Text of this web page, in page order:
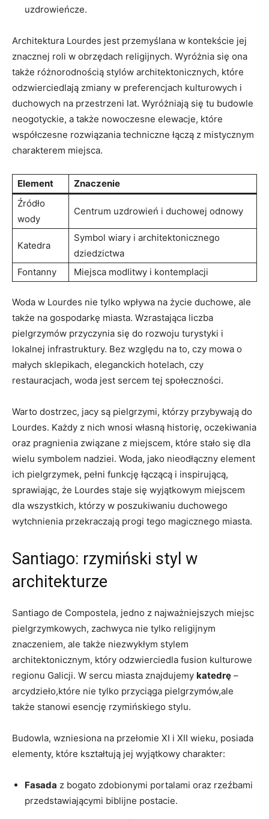
uzdrowieńcze.
Architektura Lourdes jest przemyślana w kontekście jej
znacznej roli w obrzędach religijnych. Wyróżnia się ona
także różnorodnością stylów architektonicznych, które
odzwierciedlają zmiany w preferencjach kulturowych i
duchowych na przestrzeni lat. Wyróżniają się tu budowle
neogotyckie, a także nowoczesne elewacje, które
współczesne rozwiązania techniczne łączą z mistycznym
charakterem miejsca.
Element
Znaczenie
Źródło
wody
Centrum uzdrowień i duchowej odnowy
Katedra
Symbol wiary i architektonicznego
dziedzictwa
Fontanny
Miejsca modlitwy i kontemplacji
Woda w Lourdes nie tylko wpływa na życie duchowe, ale
także na gospodarkę miasta. Wzrastająca liczba
pielgrzymów przyczynia się do rozwoju turystyki i
lokalnej infrastruktury. Bez względu na to, czy mowa o
małych sklepikach, eleganckich hotelach, czy
restauracjach, woda jest sercem tej społeczności.
Warto dostrzec, jacy są pielgrzymi, którzy przybywają do
Lourdes. Każdy z nich wnosi własną historię, oczekiwania
oraz pragnienia związane z miejscem, które stało się dla
wielu symbolem nadziei. Woda, jako nieodłączny element
ich pielgrzymek, pełni funkcję łączącą i inspirującą,
sprawiając, że Lourdes staje się wyjątkowym miejscem
dla wszystkich, którzy w poszukiwaniu duchowego
wytchnienia przekraczają progi tego magicznego miasta.
Santiago: rzymiński styl w
architekturze
Santiago de Compostela, jedno z najważniejszych miejsc
pielgrzymkowych, zachwyca nie tylko religijnym
znaczeniem, ale także niezwykłym stylem
architektonicznym, który odzwierciedla fusion kulturowe
regionu Galicji. W sercu miasta znajdujemy katedrę –
arcydzieło,które nie tylko przyciąga pielgrzymów,ale
także stanowi esencję rzymińskiego stylu.
Budowla, wzniesiona na przełomie XI i XII wieku, posiada
elementy, które kształtują jej wyjątkowy charakter:
Fasada z bogato zdobionymi portalami oraz rzeźbami
przedstawiającymi biblijne postacie.